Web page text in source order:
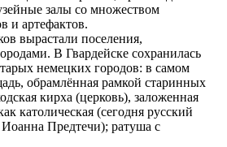
залы со множеством
и артефактов.
вырастали поселения,
В Гвардейске сохранилась
немецких городов: в самом
обрамлённая рамкой старинных
кирха (церковь), заложенная
католическая (сегодня русский
Предтечи); ратуша с